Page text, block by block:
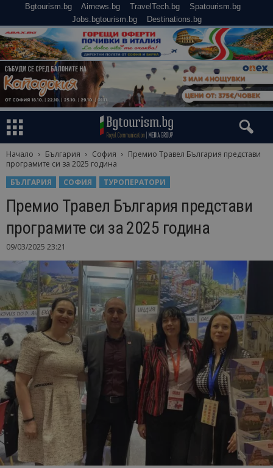
Bgtourism.bg Airnews.bg TravelTech.bg
Spatourism.bg
Jobs.bgtourism.bg
Destinations.bg
Начало България София
Премио Травел България представи
програмите си за 2025 година
БЪЛГАРИЯ
СОФИЯ ТУРОПЕРАТОРИ
Премио Травел България представи
програмите си за 2025 година
09/03/2025 23:21